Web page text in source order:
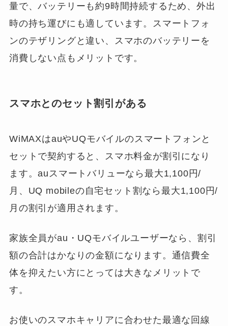
量で、バッテリーも約9時間持続するため、外出
時の持ち運びにも適しています。スマートフォ
ンのテザリングと違い、スマホのバッテリーを
消費しない点もメリットです。
スマホとのセット割引がある
WiMAXはauやUQモバイルのスマートフォンと
セットで契約すると、スマホ料金が割引になり
ます。auスマートバリューなら最大1,100円/
月、UQ mobileの自宅セット割なら最大1,100円/
月の割引が適用されます。
家族全員がau・UQモバイルユーザーなら、割引
額の合計はかなりの金額になります。通信費全
体を抑えたい方にとっては大きなメリットで
す。
お使いのスマホキャリアに合わせた最適な回線